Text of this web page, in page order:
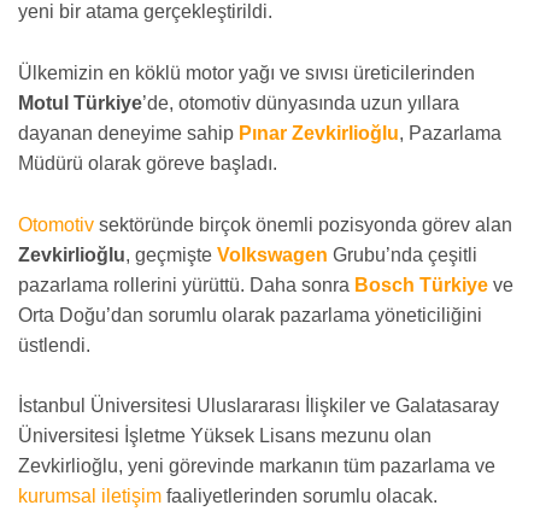
yeni bir atama gerçekleştirildi.
Ülkemizin en köklü motor yağı ve sıvısı üreticilerinden
Motul Türkiye’de, otomotiv dünyasında uzun yıllara
dayanan deneyime sahip Pınar Zevkirlioğlu, Pazarlama
Müdürü olarak göreve başladı.
Otomotiv sektöründe birçok önemli pozisyonda görev alan
Zevkirlioğlu, geçmişte Volkswagen Grubu’nda çeşitli
pazarlama rollerini yürüttü. Daha sonra Bosch Türkiye ve
Orta Doğu’dan sorumlu olarak pazarlama yöneticiliğini
üstlendi.
İstanbul Üniversitesi Uluslararası İlişkiler ve Galatasaray
Üniversitesi İşletme Yüksek Lisans mezunu olan
Zevkirlioğlu, yeni görevinde markanın tüm pazarlama ve
kurumsal iletişim faaliyetlerinden sorumlu olacak.